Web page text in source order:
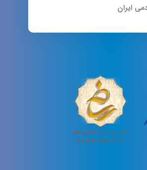
ایران